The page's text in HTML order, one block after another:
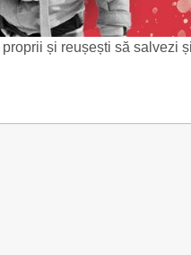
și reușești să salvezi